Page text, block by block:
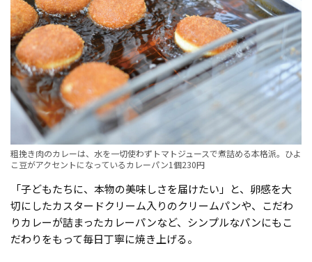
粗挽き肉のカレーは、水を一切使わずトマトジュースで煮詰める本格派。ひよ
こ豆がアクセントになっているカレーパン1個230円
「子どもたちに、本物の美味しさを届けたい」と、卵感を大
切にしたカスタードクリーム入りのクリームパンや、こだわ
りカレーが詰まったカレーパンなど、シンプルなパンにもこ
だわりをもって毎日丁寧に焼き上げる。